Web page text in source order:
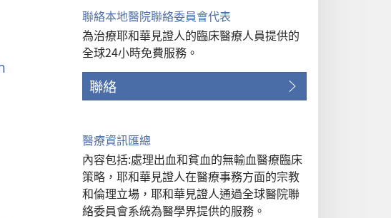
聯絡本地醫院聯絡委員會代表
為治療耶和華見證人的臨床醫療人員提供的
全球24小時免費服務。
聯絡
醫療資訊匯總
內容包括:處理出血和貧血的無輸血醫療臨床
策略，耶和華見證人在醫療事務方面的宗教
和倫理立場，耶和華見證人通過全球醫院聯
絡委員會系統為醫學界提供的服務。